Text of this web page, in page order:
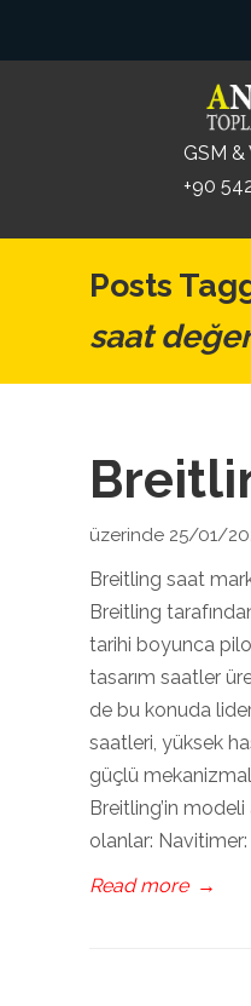
GSM &
+90
Posts
saat
üzerinde 25/01/
Breitling saat
Breitling
tarihi boyunca
tasarım saatler
de bu konuda
saatleri, yüksek
güçlü
Breitling’in
olanlar:
Read more →